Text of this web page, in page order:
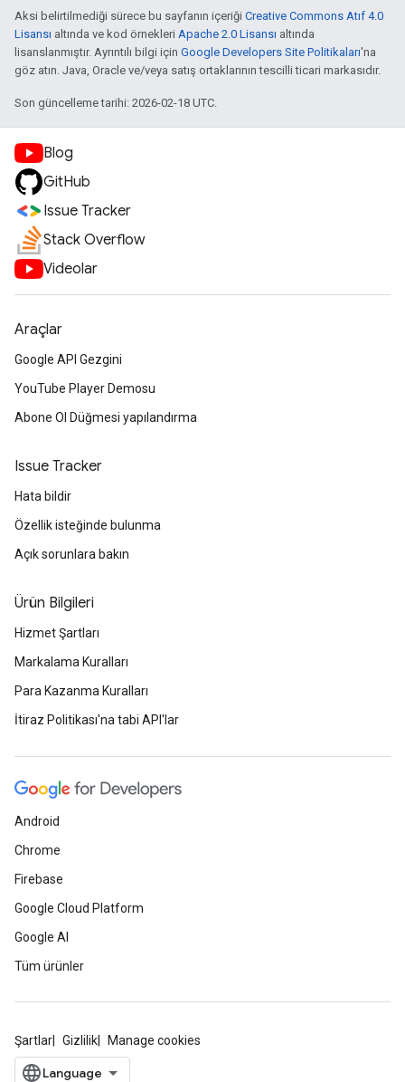
Aksi belirtilmediği sürece bu sayfanın içeriği Creative Commons Atıf 4.0
Lisansı altında ve kod örnekleri Apache 2.0 Lisansı altında
lisanslanmıştır. Ayrıntılı bilgi için Google Developers Site Politikaları'na
göz atın. Java, Oracle ve/veya satış ortaklarının tescilli ticari markasıdır.
Son güncelleme tarihi: 2026-02-18 UTC.
Blog
GitHub
Issue Tracker
Stack Overflow
Videolar
Araçlar
Google API Gezgini
YouTube Player Demosu
Abone Ol Düğmesi yapılandırma
Issue Tracker
Hata bildir
Özellik isteğinde bulunma
Açık sorunlara bakın
Ürün Bilgileri
Hizmet Şartları
Markalama Kuralları
Para Kazanma Kuralları
İtiraz Politikası'na tabi API'lar
Android
Chrome
Firebase
Google Cloud Platform
Google AI
Tüm ürünler
Şartlar Gizlilik Manage cookies